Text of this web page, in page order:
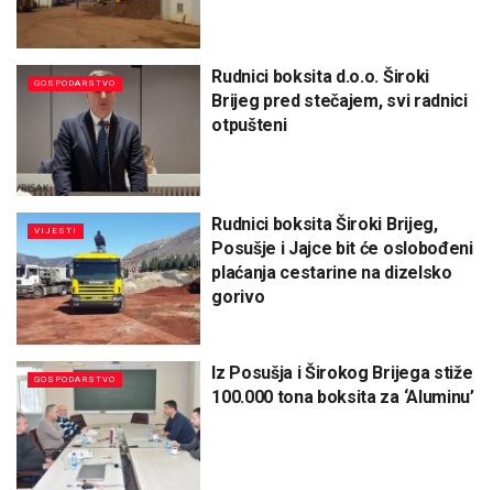
GOSPODARSTVO
Rudnici boksita d.o.o. Široki
Brijeg pred stečajem, svi radnici
otpušteni
VIJESTI
Rudnici boksita Široki Brijeg,
Posušje i Jajce bit će oslobođeni
plaćanja cestarine na dizelsko
gorivo
GOSPODARSTVO
Iz Posušja i Širokog Brijega stiže
100.000 tona boksita za ‘Aluminu’